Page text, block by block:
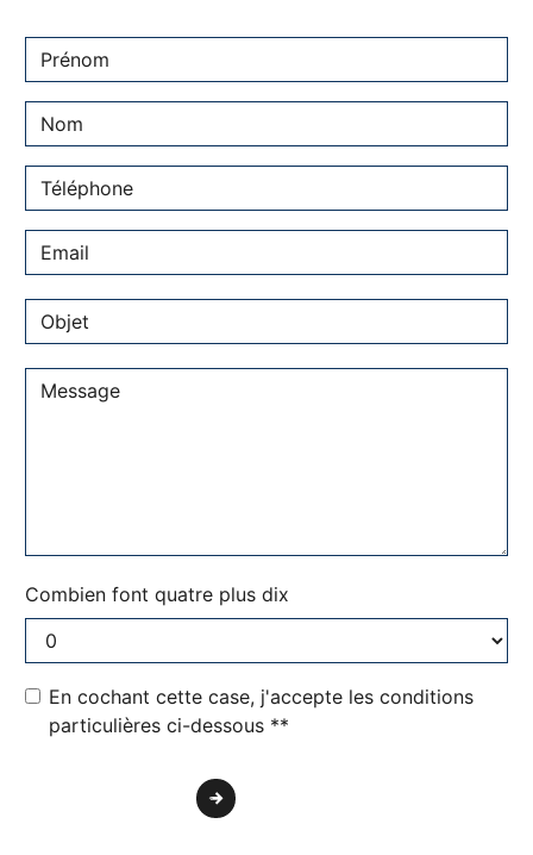
Combien font quatre plus dix
En cochant cette case, j'accepte les conditions
particulières ci-dessous **